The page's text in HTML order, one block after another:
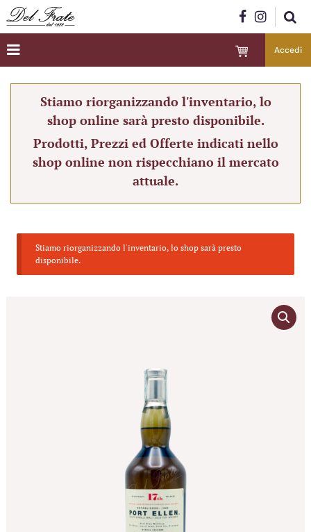
Accedi
Stiamo riorganizzando l'inventario, lo
shop online sarà presto disponibile.
Prodotti, Prezzi ed Offerte indicati nello
shop online non rispecchiano il mercato
attuale.
Stiamo riorganizzando l'inventario, lo shop sarà presto
disponibile.